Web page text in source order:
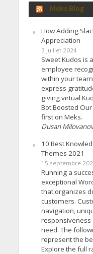
Meks Blog
How Adding
Appreciation
3 juillet 2024
Sweet Kudos is
employee
within your
express
giving virtual
Bot Boosted
first on Meks.
Dusan
10 Best
Themes 2021
15 septembre
Running a
exceptional
that organizes
customers.
navigation,
responsiveness
need. The
represent the
Explore the full